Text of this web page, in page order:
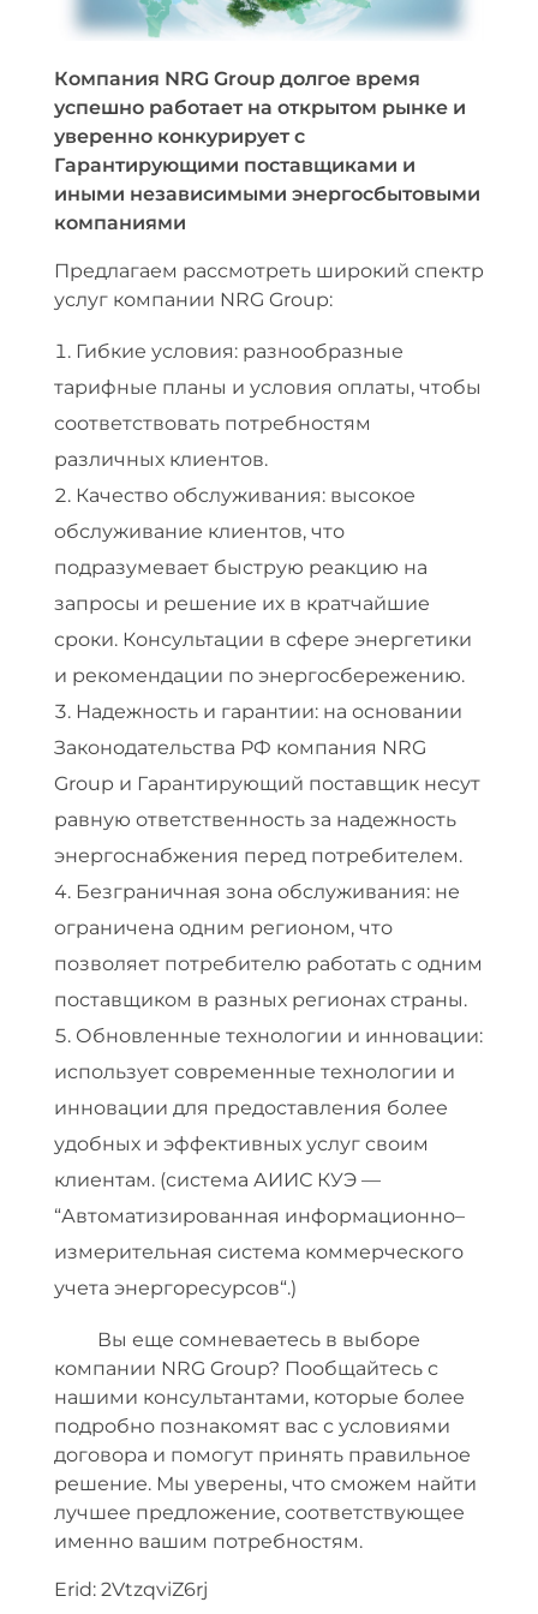
п
р
е
д
л
г
а
е
т
ш
и
р
о
к
и
й
с
п
е
к
т
р
у
с
у
г
с
в
о
Компания NRG Group долгое время
успешно работает на открытом рынке и
уверенно конкурирует с
Гарантирующими поставщиками и
иными независимыми энергосбытовыми
компаниями
Предлагаем рассмотреть широкий спектр
услуг компании NRG Group:
Гибкие условия: разнообразные
тарифные планы и условия оплаты, чтобы
соответствовать потребностям
различных клиентов.
Качество обслуживания: высокое
обслуживание клиентов, что
подразумевает быструю реакцию на
запросы и решение их в кратчайшие
сроки. Консультации в сфере энергетики
и рекомендации по энергосбережению.
Надежность и гарантии: на основании
Законодательства РФ компания NRG
Group и Гарантирующий поставщик несут
равную ответственность за надежность
энергоснабжения перед потребителем.
Безграничная зона обслуживания: не
ограничена одним регионом, что
позволяет потребителю работать с одним
поставщиком в разных регионах страны.
Обновленные технологии и инновации:
использует современные технологии и
инновации для предоставления более
удобных и эффективных услуг своим
клиентам. (система АИИС КУЭ —
“Автоматизированная информационно–
измерительная система коммерческого
учета энергоресурсов“.)
Вы еще сомневаетесь в выборе
компании NRG Group? Пообщайтесь с
нашими консультантами, которые более
подробно познакомят вас с условиями
договора и помогут принять правильное
решение. Мы уверены, что сможем найти
лучшее предложение, соответствующее
именно вашим потребностям.
Erid: 2VtzqviZ6rj